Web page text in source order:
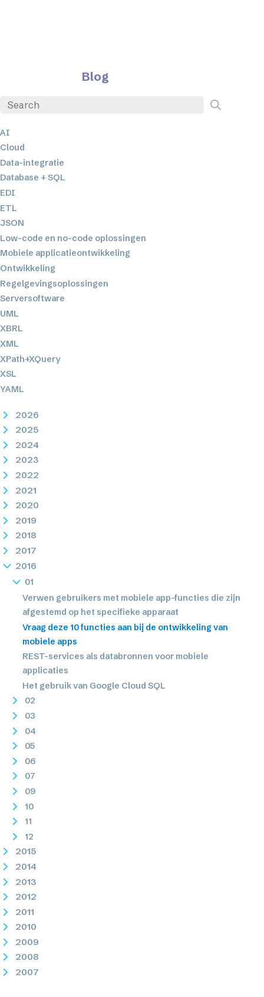
Blog
AI
Cloud
Data-integratie
Database + SQL
EDI
ETL
JSON
Low-code en no-code oplossingen
Mobiele applicatieontwikkeling
Ontwikkeling
Regelgevingsoplossingen
Serversoftware
UML
XBRL
XML
XPath+XQuery
XSL
YAML
2026
2025
2024
2023
2022
2021
2020
2019
2018
2017
2016
01
Verwen gebruikers met mobiele app-functies die zijn
afgestemd op het specifieke apparaat
Vraag deze 10 functies aan bij de ontwikkeling van
mobiele apps
REST-services als databronnen voor mobiele
applicaties
Het gebruik van Google Cloud SQL
02
03
04
05
06
07
09
10
11
12
2015
2014
2013
2012
2011
2010
2009
2008
2007